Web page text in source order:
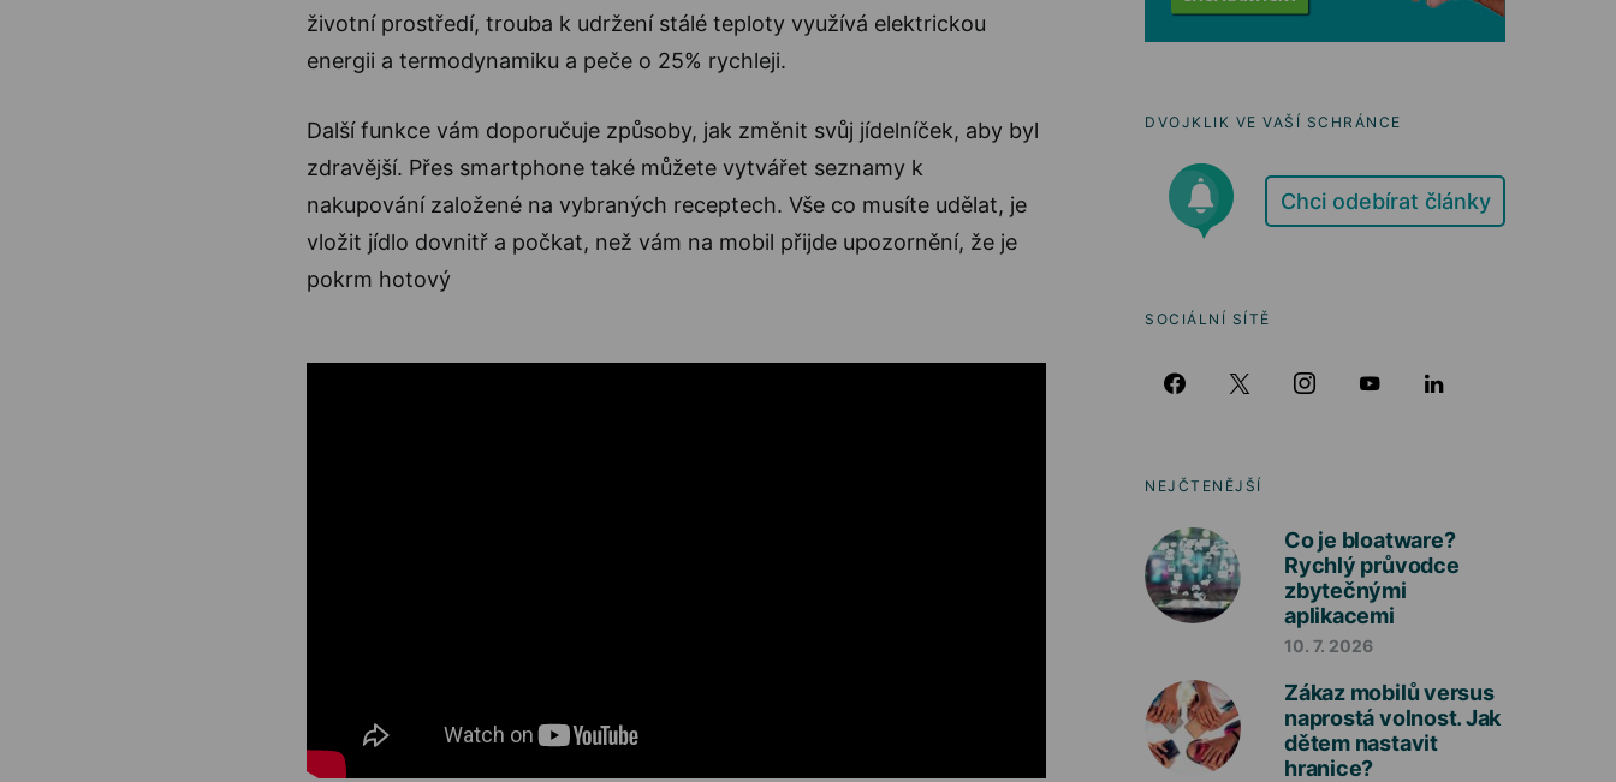
životní prostředí, trouba k udržení stálé teploty využívá elektrickou
energii a termodynamiku a peče o 25% rychleji.
Další funkce vám doporučuje způsoby, jak změnit svůj jídelníček, aby byl
zdravější. Přes smartphone také můžete vytvářet seznamy k
nakupování založené na vybraných receptech. Vše co musíte udělat, je
vložit jídlo dovnitř a počkat, než vám na mobil přijde upozornění, že je
pokrm hotový
DVOJKLIK VE VAŠÍ SCHRÁNCE
Chci odebírat články
SOCIÁLNÍ SÍTĚ
NEJČTENĚJŠÍ
Co je bloatware?
Rychlý průvodce
zbytečnými
aplikacemi
10. 7. 2026
Zákaz mobilů versus
naprostá volnost. Jak
dětem nastavit
hranice?